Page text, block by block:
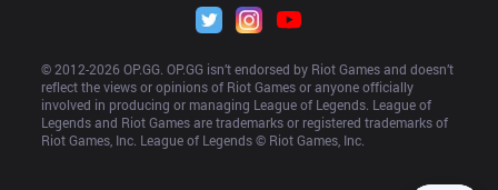
© 2012-2026 OP.GG. OP.GG isn’t endorsed by Riot Games and doesn’t
reflect the views or opinions of Riot Games or anyone officially
involved in producing or managing League of Legends. League of
Legends and Riot Games are trademarks or registered trademarks of
Riot Games, Inc. League of Legends © Riot Games, Inc.